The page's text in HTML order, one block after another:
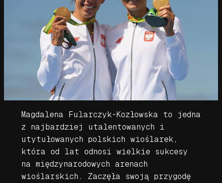
Magdalena Fularczyk-Kozłowska to jedna
z najbardziej utalentowanych i
utytułowanych polskich wioślarek,
która od lat odnosi wielkie sukcesy
na międzynarodowych arenach
wioślarskich. Zaczęła swoją przygodę